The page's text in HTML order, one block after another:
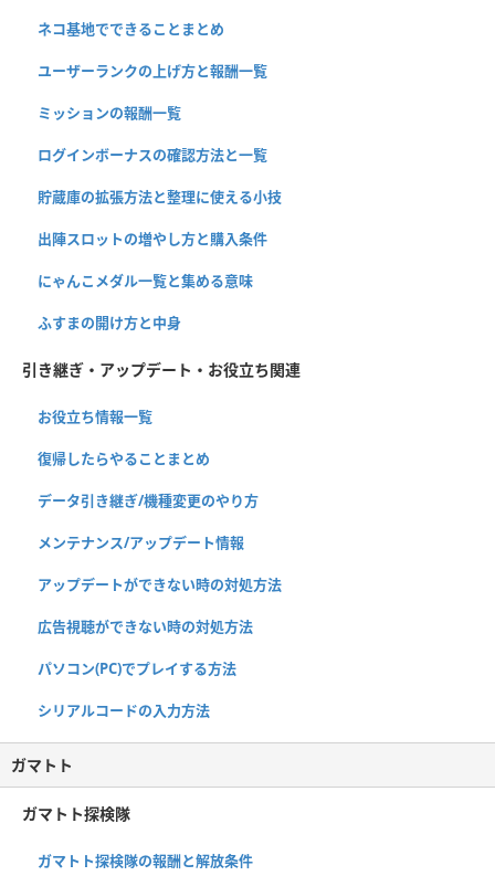
ネコ基地でできることまとめ
ユーザーランクの上げ方と報酬一覧
ミッションの報酬一覧
ログインボーナスの確認方法と一覧
貯蔵庫の拡張方法と整理に使える小技
出陣スロットの増やし方と購入条件
にゃんこメダル一覧と集める意味
ふすまの開け方と中身
引き継ぎ・アップデート・お役立ち関連
お役立ち情報一覧
復帰したらやることまとめ
データ引き継ぎ/機種変更のやり方
メンテナンス/アップデート情報
アップデートができない時の対処方法
広告視聴ができない時の対処方法
パソコン(PC)でプレイする方法
シリアルコードの入力方法
ガマトト
ガマトト探検隊
ガマトト探検隊の報酬と解放条件